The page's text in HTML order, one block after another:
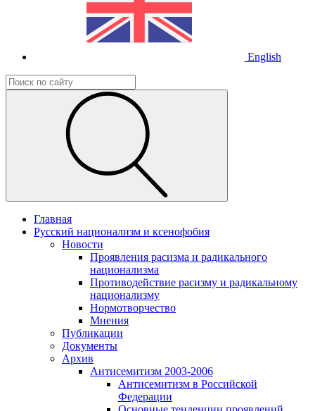
English
Главная
Русский национализм и ксенофобия
Новости
Проявления расизма и радикального
национализма
Противодействие расизму и радикальному
национализму
Нормотворчество
Мнения
Публикации
Документы
Архив
Антисемитизм 2003-2006
Антисемитизм в Российской
Федерации